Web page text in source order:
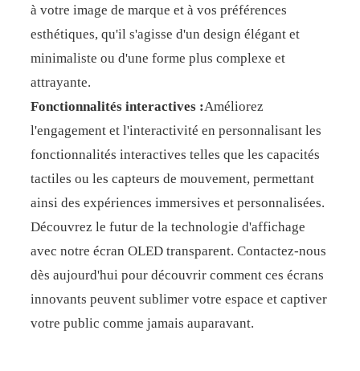
à votre image de marque et à vos préférences
esthétiques, qu'il s'agisse d'un design élégant et
minimaliste ou d'une forme plus complexe et
attrayante.
Fonctionnalités interactives :Améliorez
l'engagement et l'interactivité en personnalisant les
fonctionnalités interactives telles que les capacités
tactiles ou les capteurs de mouvement, permettant
ainsi des expériences immersives et personnalisées.
Découvrez le futur de la technologie d'affichage
avec notre écran OLED transparent. Contactez-nous
dès aujourd'hui pour découvrir comment ces écrans
innovants peuvent sublimer votre espace et captiver
votre public comme jamais auparavant.